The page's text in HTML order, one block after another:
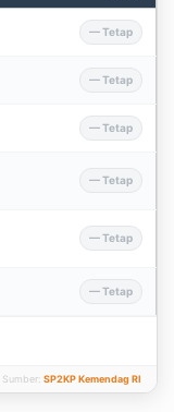
— Tetap
— Tetap
— Tetap
— Tetap
— Tetap
— Tetap
Sumber: SP2KP Kemendag RI